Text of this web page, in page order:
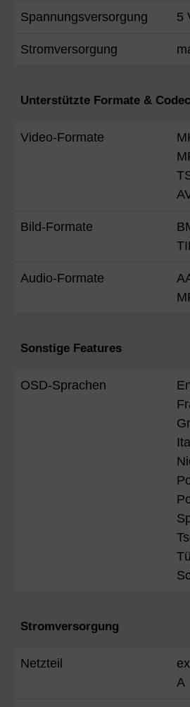
Spannungsversorgung 5
Stromversorgung
Unterstützte Formate &
Video-Formate
Bild-Formate
Audio-Formate
Sonstige Features
OSD-Sprachen
Stromversorgung
Netzteil
A